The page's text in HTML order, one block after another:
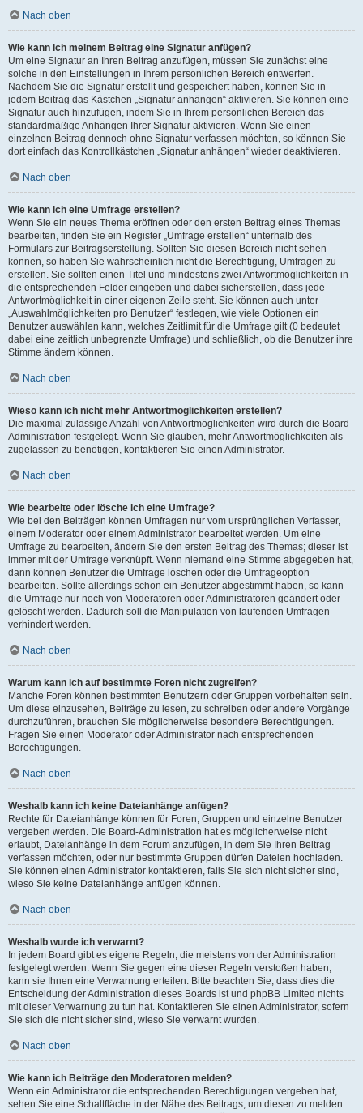
Nach oben
Wie kann ich meinem Beitrag eine Signatur anfügen?
Um eine Signatur an Ihren Beitrag anzufügen, müssen Sie zunächst eine
solche in den Einstellungen in Ihrem persönlichen Bereich entwerfen.
Nachdem Sie die Signatur erstellt und gespeichert haben, können Sie in
jedem Beitrag das Kästchen „Signatur anhängen“ aktivieren. Sie können eine
Signatur auch hinzufügen, indem Sie in Ihrem persönlichen Bereich das
standardmäßige Anhängen Ihrer Signatur aktivieren. Wenn Sie einen
einzelnen Beitrag dennoch ohne Signatur verfassen möchten, so können Sie
dort einfach das Kontrollkästchen „Signatur anhängen“ wieder deaktivieren.
Nach oben
Wie kann ich eine Umfrage erstellen?
Wenn Sie ein neues Thema eröffnen oder den ersten Beitrag eines Themas
bearbeiten, finden Sie ein Register „Umfrage erstellen“ unterhalb des
Formulars zur Beitragserstellung. Sollten Sie diesen Bereich nicht sehen
können, so haben Sie wahrscheinlich nicht die Berechtigung, Umfragen zu
erstellen. Sie sollten einen Titel und mindestens zwei Antwortmöglichkeiten in
die entsprechenden Felder eingeben und dabei sicherstellen, dass jede
Antwortmöglichkeit in einer eigenen Zeile steht. Sie können auch unter
„Auswahlmöglichkeiten pro Benutzer“ festlegen, wie viele Optionen ein
Benutzer auswählen kann, welches Zeitlimit für die Umfrage gilt (0 bedeutet
dabei eine zeitlich unbegrenzte Umfrage) und schließlich, ob die Benutzer ihre
Stimme ändern können.
Nach oben
Wieso kann ich nicht mehr Antwortmöglichkeiten erstellen?
Die maximal zulässige Anzahl von Antwortmöglichkeiten wird durch die Board-
Administration festgelegt. Wenn Sie glauben, mehr Antwortmöglichkeiten als
zugelassen zu benötigen, kontaktieren Sie einen Administrator.
Nach oben
Wie bearbeite oder lösche ich eine Umfrage?
Wie bei den Beiträgen können Umfragen nur vom ursprünglichen Verfasser,
einem Moderator oder einem Administrator bearbeitet werden. Um eine
Umfrage zu bearbeiten, ändern Sie den ersten Beitrag des Themas; dieser ist
immer mit der Umfrage verknüpft. Wenn niemand eine Stimme abgegeben hat,
dann können Benutzer die Umfrage löschen oder die Umfrageoption
bearbeiten. Sollte allerdings schon ein Benutzer abgestimmt haben, so kann
die Umfrage nur noch von Moderatoren oder Administratoren geändert oder
gelöscht werden. Dadurch soll die Manipulation von laufenden Umfragen
verhindert werden.
Nach oben
Warum kann ich auf bestimmte Foren nicht zugreifen?
Manche Foren können bestimmten Benutzern oder Gruppen vorbehalten sein.
Um diese einzusehen, Beiträge zu lesen, zu schreiben oder andere Vorgänge
durchzuführen, brauchen Sie möglicherweise besondere Berechtigungen.
Fragen Sie einen Moderator oder Administrator nach entsprechenden
Berechtigungen.
Nach oben
Weshalb kann ich keine Dateianhänge anfügen?
Rechte für Dateianhänge können für Foren, Gruppen und einzelne Benutzer
vergeben werden. Die Board-Administration hat es möglicherweise nicht
erlaubt, Dateianhänge in dem Forum anzufügen, in dem Sie Ihren Beitrag
verfassen möchten, oder nur bestimmte Gruppen dürfen Dateien hochladen.
Sie können einen Administrator kontaktieren, falls Sie sich nicht sicher sind,
wieso Sie keine Dateianhänge anfügen können.
Nach oben
Weshalb wurde ich verwarnt?
In jedem Board gibt es eigene Regeln, die meistens von der Administration
festgelegt werden. Wenn Sie gegen eine dieser Regeln verstoßen haben,
kann sie Ihnen eine Verwarnung erteilen. Bitte beachten Sie, dass dies die
Entscheidung der Administration dieses Boards ist und phpBB Limited nichts
mit dieser Verwarnung zu tun hat. Kontaktieren Sie einen Administrator, sofern
Sie sich die nicht sicher sind, wieso Sie verwarnt wurden.
Nach oben
Wie kann ich Beiträge den Moderatoren melden?
Wenn ein Administrator die entsprechenden Berechtigungen vergeben hat,
sehen Sie eine Schaltfläche in der Nähe des Beitrags, um diesen zu melden.